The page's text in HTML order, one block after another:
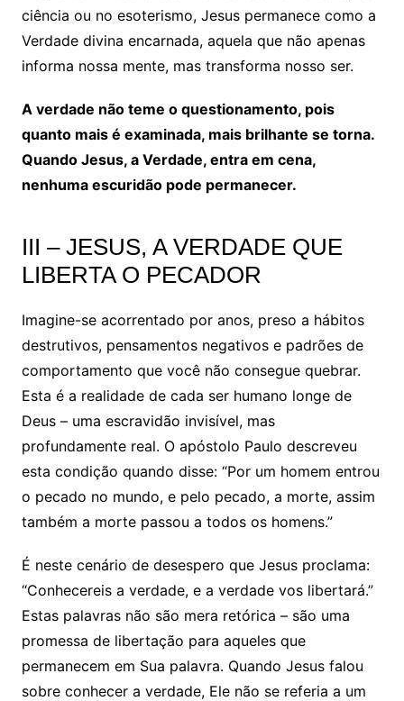
ciência ou no esoterismo, Jesus permanece como a
Verdade divina encarnada, aquela que não apenas
informa nossa mente, mas transforma nosso ser.
A verdade não teme o questionamento, pois
quanto mais é examinada, mais brilhante se torna.
Quando Jesus, a Verdade, entra em cena,
nenhuma escuridão pode permanecer.
III – JESUS, A VERDADE QUE
LIBERTA O PECADOR
Imagine-se acorrentado por anos, preso a hábitos
destrutivos, pensamentos negativos e padrões de
comportamento que você não consegue quebrar.
Esta é a realidade de cada ser humano longe de
Deus – uma escravidão invisível, mas
profundamente real. O apóstolo Paulo descreveu
esta condição quando disse: “Por um homem entrou
o pecado no mundo, e pelo pecado, a morte, assim
também a morte passou a todos os homens.”
É neste cenário de desespero que Jesus proclama:
“Conhecereis a verdade, e a verdade vos libertará.”
Estas palavras não são mera retórica – são uma
promessa de libertação para aqueles que
permanecem em Sua palavra. Quando Jesus falou
sobre conhecer a verdade, Ele não se referia a um